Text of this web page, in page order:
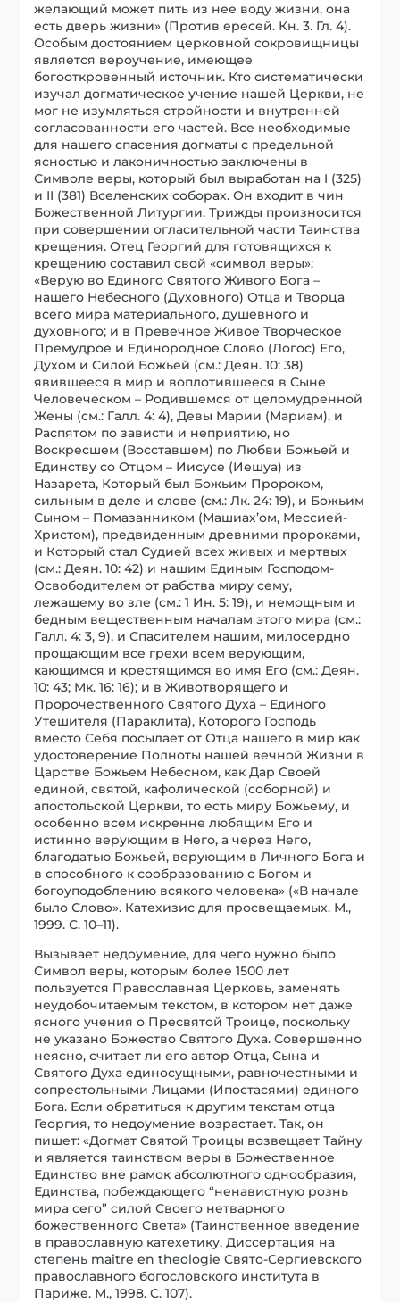
желающий может пить из нее воду жизни, она
есть дверь жизни» (Против ересей. Кн. 3. Гл. 4).
Особым достоянием церковной сокровищницы
является вероучение, имеющее
богооткровенный источник. Кто систематически
изучал догматическое учение нашей Церкви, не
мог не изумляться стройности и внутренней
согласованности его частей. Все необходимые
для нашего спасения догматы с предельной
ясностью и лаконичностью заключены в
Символе веры, который был выработан на I (325)
и II (381) Вселенских соборах. Он входит в чин
Божественной Литургии. Трижды произносится
при совершении огласительной части Таинства
крещения. Отец Георгий для готовящихся к
крещению составил свой «символ веры»:
«Верую во Единого Святого Живого Бога –
нашего Небесного (Духовного) Отца и Творца
всего мира материального, душевного и
духовного; и в Превечное Живое Творческое
Премудрое и Единородное Слово (Логос) Его,
Духом и Силой Божьей (см.: Деян. 10: 38)
явившееся в мир и воплотившееся в Сыне
Человеческом – Родившемся от целомудренной
Жены (см.: Галл. 4: 4), Девы Марии (Мариам), и
Распятом по зависти и неприятию, но
Воскресшем (Восставшем) по Любви Божьей и
Единству со Отцом – Иисусе (Иешуа) из
Назарета, Который был Божьим Пророком,
сильным в деле и слове (см.: Лк. 24: 19), и Божьим
Сыном – Помазанником (Машиах’ом, Мессией-
Христом), предвиденным древними пророками,
и Который стал Судией всех живых и мертвых
(см.: Деян. 10: 42) и нашим Единым Господом-
Освободителем от рабства миру сему,
лежащему во зле (см.: 1 Ин. 5: 19), и немощным и
бедным вещественным началам этого мира (см.:
Галл. 4: 3, 9), и Спасителем нашим, милосердно
прощающим все грехи всем верующим,
кающимся и крестящимся во имя Его (см.: Деян.
10: 43; Мк. 16: 16); и в Животворящего и
Пророчественного Святого Духа – Единого
Утешителя (Параклита), Которого Господь
вместо Себя посылает от Отца нашего в мир как
удостоверение Полноты нашей вечной Жизни в
Царстве Божьем Небесном, как Дар Своей
единой, святой, кафолической (соборной) и
апостольской Церкви, то есть миру Божьему, и
особенно всем искренне любящим Его и
истинно верующим в Него, а через Него,
благодатью Божьей, верующим в Личного Бога и
в способного к сообразованию с Богом и
богоуподоблению всякого человека» («В начале
было Слово». Катехизис для просвещаемых. М.,
1999. С. 10–11).
Вызывает недоумение, для чего нужно было
Символ веры, которым более 1500 лет
пользуется Православная Церковь, заменять
неудобочитаемым текстом, в котором нет даже
ясного учения о Пресвятой Троице, поскольку
не указано Божество Святого Духа. Совершенно
неясно, считает ли его автор Отца, Сына и
Святого Духа единосущными, равночестными и
сопрестольными Лицами (Ипостасями) единого
Бога. Если обратиться к другим текстам отца
Георгия, то недоумение возрастает. Так, он
пишет: «Догмат Святой Троицы возвещает Тайну
и является таинством веры в Божественное
Единство вне рамок абсолютного однообразия,
Единства, побеждающего “ненавистную рознь
мира сего” силой Своего нетварного
божественного Света» (Таинственное введение
в православную катехетику. Диссертация на
степень maitre en theologie Свято-Сергиевского
православного богословского института в
Париже. М., 1998. С. 107).